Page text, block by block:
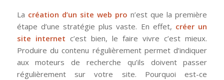
La création d’un site web pro n’est que la première
étape d’une stratégie plus vaste. En effet, créer un
site internet c’est bien, le faire vivre c’est mieux.
Produire du contenu régulièrement permet d’indiquer
aux moteurs de recherche qu’ils doivent passer
régulièrement sur votre site. Pourquoi est-ce